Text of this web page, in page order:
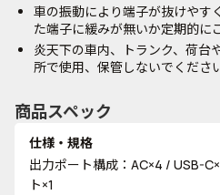
車の振動により端子が抜けやす
た端子に緩みが無いか定期的に
炎天下の車内、トランク、荷台
所で使用、保管しないでください
商品スペック
仕様・規格
出力ポート構成：AC×4 / USB-
ト×1